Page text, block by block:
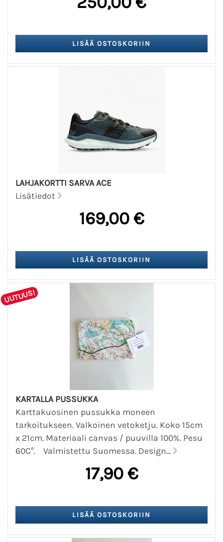
LAHJAKORTTI SARVA ACE
Lisätiedot
169,00 €
UUTUUS!
KARTALLA PUSSUKKA
Karttakuosinen pussukka moneen
tarkoitukseen. Valkoinen vetoketju. Koko 15cm
x 21cm. Materiaali canvas / puuvilla 100%. Pesu
60C°. Valmistettu Suomessa. Design...
17,90 €